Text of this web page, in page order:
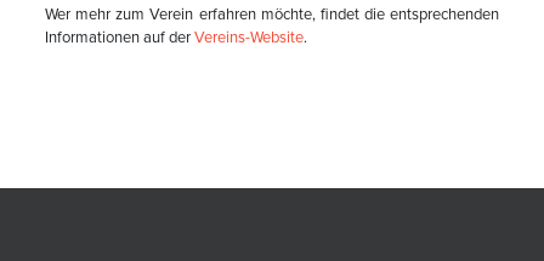
Wer mehr zum Verein erfahren möchte, findet die entsprechenden
Informationen auf derVereins-Website.